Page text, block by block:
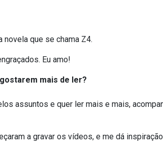
que se chama Z4.
Eu amo!
mais de ler?
assuntos e quer ler mais e mais,
a gravar os vídeos, e me dá